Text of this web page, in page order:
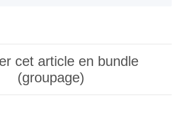
cet article en bundle
(groupage)